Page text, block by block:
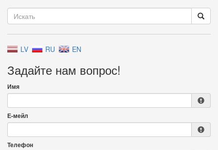
LV RU EN
Задайте нам вопрос!
Имя
Е-мейл
Телефон